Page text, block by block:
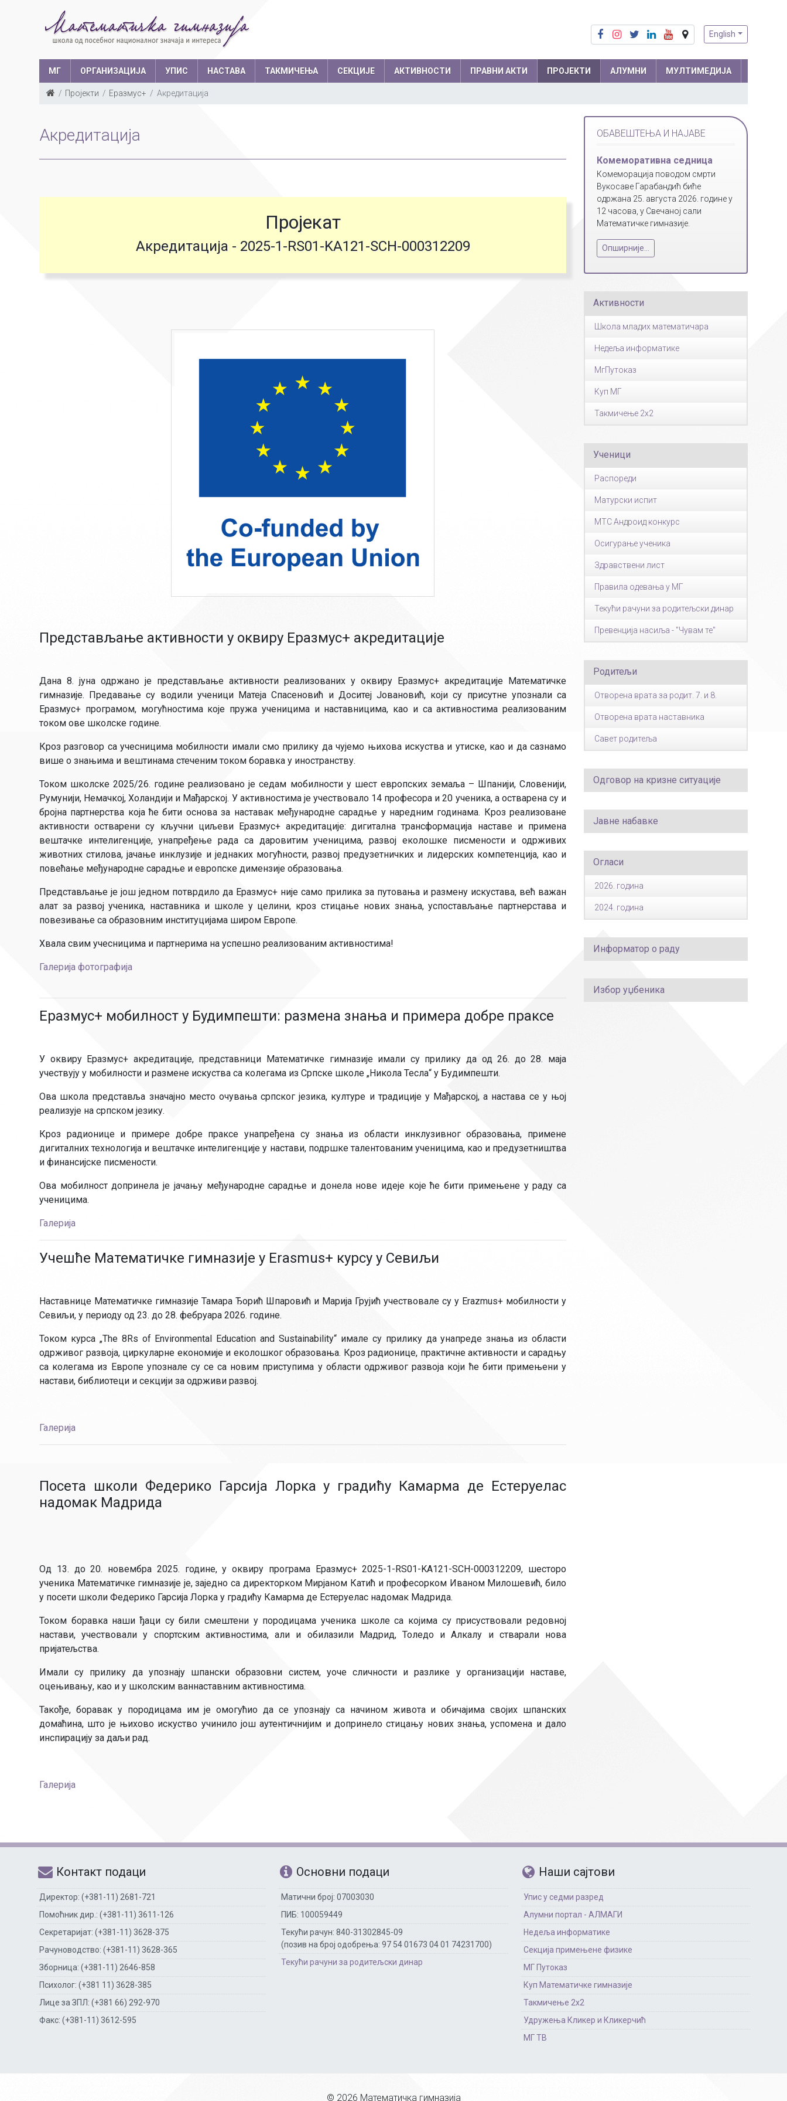
English
МГ ОРГАНИЗАЦИЈА
Ученички парламент Помоћник директора
Администратори мреже
Рачуноводство
Информатика
Биологија
Хемија
Друштвене науке
Физичко васпитање
Критеријуми за
УПИС НАСТАВА ТАКМИЧЕЊА
балканским олимпијадама
Припреме из математике
Припреме из физике
СЕКЦИЈЕ АКТИВНОСТИ ПРАВНИ АКТИ ПРОЈЕКТИ АЛУМНИ МУЛТИМЕДИЈА
Пројекти Еразмус+ Акредитација
Акредитација
Пројекат
Акредитација - 2025-1-RS01-KA121-SCH-000312209
Представљање активности у оквиру Еразмус+ акредитације
Дана 8. јуна одржано је представљање активности реализованих у оквиру Еразмус+ акредитације Математичке
гимназије. Предавање су водили ученици Матеја Спасеновић и Доситеј Јовановић, који су присутне упознали са
Еразмус+ програмом, могућностима које пружа ученицима и наставницима, као и са активностима реализованим
током ове школске године.
Кроз разговор са учесницима мобилности имали смо прилику да чујемо њихова искуства и утиске, као и да сазнамо
више о знањима и вештинама стеченим током боравка у иностранству.
Током школске 2025/26. године реализовано је седам мобилности у шест европских земаља – Шпанији, Словенији,
Румунији, Немачкој, Холандији и Мађарској. У активностима је учествовало 14 професора и 20 ученика, а остварена су и
бројна партнерства која ће бити основа за наставак међународне сарадње у наредним годинама. Кроз реализоване
активности остварени су кључни циљеви Еразмус+ акредитације: дигитална трансформација наставе и примена
вештачке интелигенције, унапређење рада са даровитим ученицима, развој еколошке писмености и одрживих
животних стилова, јачање инклузије и једнаких могућности, развој предузетничких и лидерских компетенција, као и
повећање међународне сарадње и европске димензије образовања.
Представљање је још једном потврдило да Еразмус+ није само прилика за путовања и размену искустава, већ важан
алат за развој ученика, наставника и школе у целини, кроз стицање нових знања, успостављање партнерстава и
повезивање са образовним институцијама широм Европе.
Хвала свим учесницима и партнерима на успешно реализованим активностима!
Галерија фотографија
Еразмус+ мобилност у Будимпешти: размена знања и примера добре праксе
У оквиру Еразмус+ акредитације, представници Математичке гимназије имали су прилику да од 26. до 28. маја
учествују у мобилности и размене искуства са колегама из Српске школе „Никола Тесла“ у Будимпешти.
Ова школа представља значајно место очувања српског језика, културе и традиције у Мађарској, а настава се у њој
реализује на српском језику.
Кроз радионице и примере добре праксе унапређена су знања из области инклузивног образовања, примене
дигиталних технологија и вештачке интелигенције у настави, подршке талентованим ученицима, као и предузетништва
и финансијске писмености.
Ова мобилност допринела је јачању међународне сарадње и донела нове идеје које ће бити примењене у раду са
ученицима.
Галерија
Учешће Математичке гимназије у Erasmus+ курсу у Севиљи
Наставнице Математичке гимназије Тамара Ђорић Шпаровић и Марија Грујић учествовале су у Erazmus+ мобилности у
Севиљи, у периоду од 23. до 28. фебруара 2026. године.
Током курса „The 8Rs of Environmental Education and Sustainability“ имале су прилику да унапреде знања из области
одрживог развоја, циркуларне економије и еколошког образовања. Кроз радионице, практичне активности и сарадњу
са колегама из Европе упознале су се са новим приступима у области одрживог развоја који ће бити примењени у
настави, библиотеци и секцији за одрживи развој.
Галерија
Посета школи Федерико Гарсија Лорка у градићу Камарма де Естеруелас
надомак Мадрида
Од 13. до 20. новембра 2025. године, у оквиру програма Еразмус+ 2025-1-RS01-KA121-SCH-000312209, шесторо
ученика Математичке гимназије је, заједно са директорком Мирјаном Катић и професорком Иваном Милошевић, било
у посети школи Федерико Гарсија Лорка у градићу Камарма де Естеруелас надомак Мадрида.
Током боравка наши ђаци су били смештени у породицама ученика школе са којима су присуствовали редовној
настави, учествовали у спортским активностима, али и обилазили Мадрид, Толедо и Алкалу и стварали нова
пријатељства.
Имали су прилику да упознају шпански образовни систем, уоче сличности и разлике у организацији наставе,
оцењивању, као и у школским ваннаставним активностима.
Такође, боравак у породицама им је омогућио да се упознају са начином живота и обичајима својих шпанских
домаћина, што је њихово искуство учинило још аутентичнијим и допринело стицању нових знања, успомена и дало
инспирацију за даљи рад.
Галерија
ОБАВЕШТЕЊА И НАЈАВЕ
Комеморативна седница
Комеморација поводом смрти
Вукосаве Гарабандић биће
одржана 25. августа 2026. године у
12 часова, у Свечаној сали
Математичке гимназије.
Опширније...
Активности
Школа младих математичара
Недеља информатике
МгПутоказ
Куп МГ
Такмичење 2x2
Ученици
Распореди
Матурски испит
МТС Андроид конкурс
Осигурање ученика
Здравствени лист
Правила одевања у МГ
Текући рачуни за родитељски динар
Превенција насиља - "Чувам те"
Родитељи
Отворена врата за родит. 7. и 8.
Отворена врата наставника
Савет родитеља
Одговор на кризне ситуације
Јавне набавке
Огласи
2026. година
2024. година
Информатор о раду
Избор уџбеника
Контакт подаци
Директор: (+381-11) 2681-721
Помоћник дир.: (+381-11) 3611-126
Секретаријат: (+381-11) 3628-375
Рачуноводство: (+381-11) 3628-365
Зборница: (+381-11) 2646-858
Психолог: (+381 11) 3628-385
Лице за ЗПЛ: (+381 66) 292-970
Факс: (+381-11) 3612-595
Основни подаци
Матични број: 07003030
ПИБ: 100059449
Текући рачун: 840-31302845-09
(позив на број одобрења: 97 54 01673 04 01 74231700)
Текући рачуни за родитељски динар
Наши сајтови
Упис у седми разред
Алумни портал - АЛМАГИ
Недеља информатике
Секција примењене физике
МГ Путоказ
Куп Математичке гимназије
Такмичење 2х2
Удружења Кликер и Кликерчић
МГ ТВ
© 2026 Математичка гимназија